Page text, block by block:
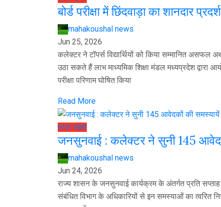
बोर्ड परीक्षा में छिंदवाड़ा का शानदार
mahakoushal news
Jun 25, 2026
कलेक्टर ने टॉपर्स विद्यार्थियों को किया सम्मानित असफल
उठा सकते हैं लाभ माध्यमिक शिक्षा मंडल मध्यप्रदेश द्वारा
परीक्षा परिणाम घोषित किया
Read More
ताज़ा खबर
जनसुनवाई : कलेक्टर ने सुनी 145
mahakoushal news
Jun 24, 2026
राज्य शासन के जनसुनवाई कार्यक्रम के अंतर्गत प्रति
संबंधित विभाग के अधिकारियों से इन समस्याओं का